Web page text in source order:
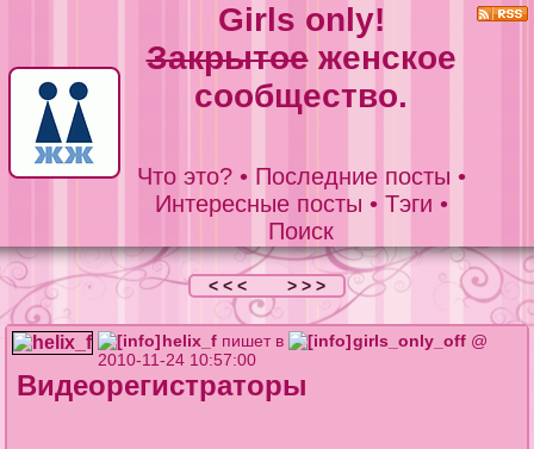
Girls only!
Закрытоеженское
сообщество.
Что это?• Последние посты •
Интересные посты • Тэги •
Поиск
< < < > > >
helix_f пишет в girls_only_off @
2010-11-24 10:57:00
Видеорегистраторы